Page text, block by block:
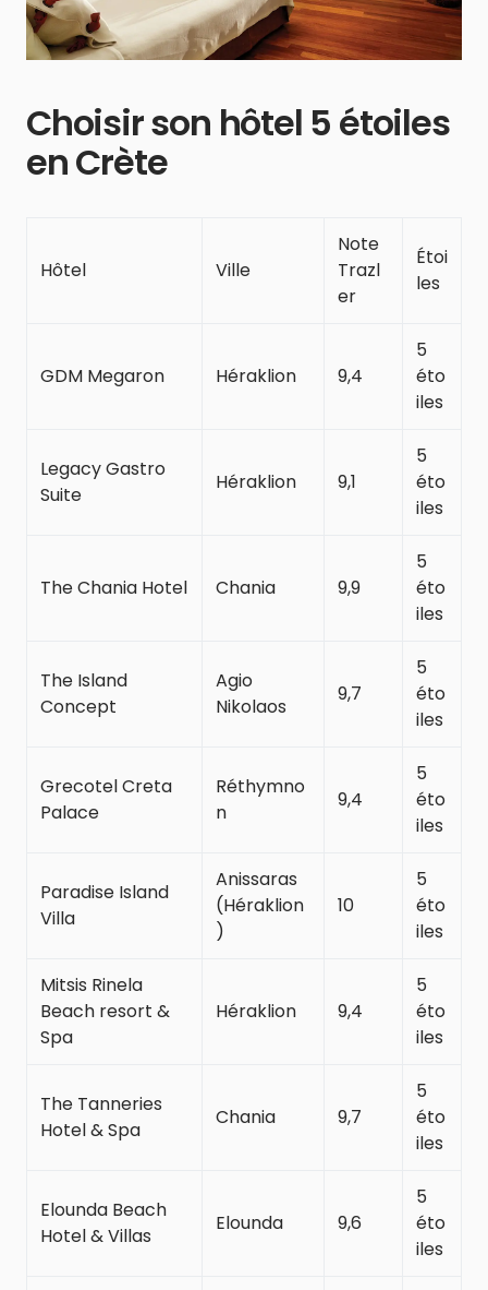
Choisir son hôtel 5 étoiles
en Crète
Hôtel Ville
Note
Trazl
er
Étoi
les
GDM Megaron Héraklion 9,4
5
éto
iles
Legacy Gastro
Suite
Héraklion 9,1
5
éto
iles
The Chania Hotel Chania 9,9
5
éto
iles
The Island
Concept
Agio
Nikolaos
9,7
5
éto
iles
Grecotel Creta
Palace
Réthymno
n
9,4
5
éto
iles
Paradise Island
Villa
Anissaras
(Héraklion
)
10
5
éto
iles
Mitsis Rinela
Beach resort &
Spa
Héraklion 9,4
5
éto
iles
The Tanneries
Hotel & Spa
Chania 9,7
5
éto
iles
Elounda Beach
Hotel & Villas
Elounda 9,6
5
éto
iles